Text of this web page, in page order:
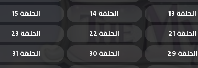
الحلقة 13 الحلقة 14 الحلقة 15
الحلقة 21 الحلقة 22 الحلقة 23
الحلقة 29 الحلقة 30 الحلقة 31